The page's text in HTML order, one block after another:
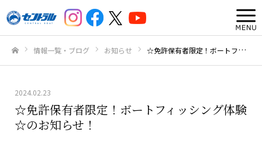
情報一覧・ブログ お知らせ ☆免許保有者限定！ボートフィッシング体験☆のお知らせ！
2024.02.23
☆免許保有者限定！ボートフィッシング体験
☆のお知らせ！